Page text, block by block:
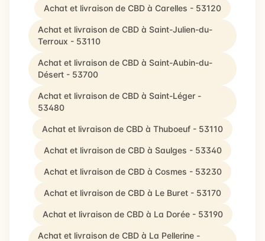
Achat et livraison de CBD à Carelles - 53120
Achat et livraison de CBD à Saint-Julien-du-
Terroux - 53110
Achat et livraison de CBD à Saint-Aubin-du-
Désert - 53700
Achat et livraison de CBD à Saint-Léger -
53480
Achat et livraison de CBD à Thuboeuf - 53110
Achat et livraison de CBD à Saulges - 53340
Achat et livraison de CBD à Cosmes - 53230
Achat et livraison de CBD à Le Buret - 53170
Achat et livraison de CBD à La Dorée - 53190
Achat et livraison de CBD à La Pellerine -